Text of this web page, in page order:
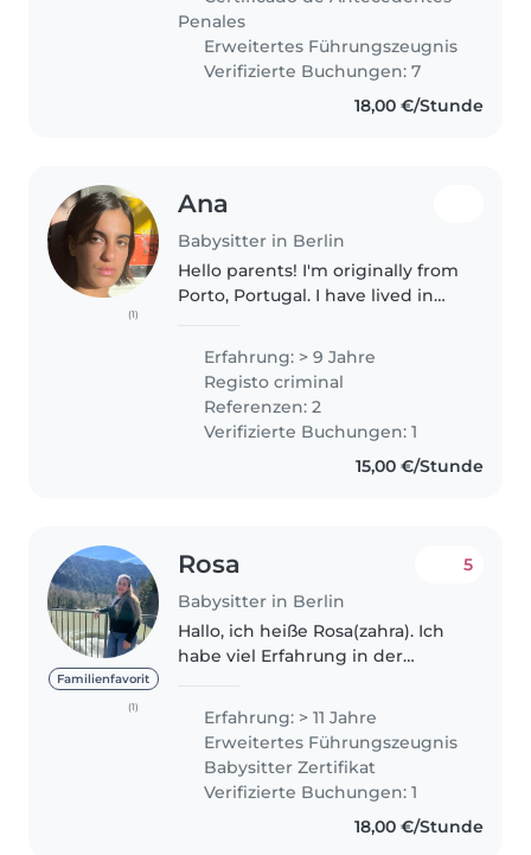
truly enjoy. I've been working..
Penales
Erweitertes Führungszeugnis
Verifizierte Buchungen: 7
18,00 €/Stunde
(1)
Ana
Babysitter in Berlin
Hello parents! I'm originally from
Porto, Portugal. I have lived in
I'm based in Berlin. I have several
years of experience caring for
children in..
Erfahrung: > 9 Jahre
Registo criminal
Referenzen: 2
Verifizierte Buchungen: 1
15,00 €/Stunde
Familienfavorit
(1)
Rosa
Babysitter in Berlin
5
Hallo, ich heiße Rosa(zahra). Ich
habe viel Erfahrung in der
anderem bei MIQ-
Bildungsmanagement (2019–
2021), als Erzieherin-Helferin im
Kindergarten Fuggerstraße..
Erfahrung: > 11 Jahre
Erweitertes Führungszeugnis
Babysitter Zertifikat
Verifizierte Buchungen: 1
18,00 €/Stunde